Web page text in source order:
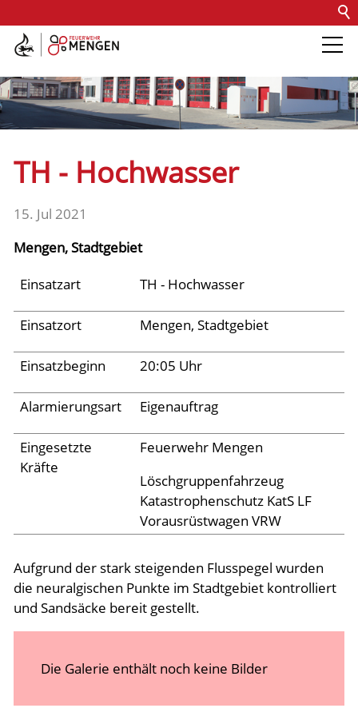
Kontakt Impressum
Barrierefreiheit
Die Feuerwehr
Fachdienste
Fahrzeuge
Einsätze
Aktuelles
Links
TH - Hochwasser
15. Jul 2021
Mengen, Stadtgebiet
Einsatzart
TH - Hochwasser
Einsatzort Mengen, Stadtgebiet
Einsatzbeginn 20:05 Uhr
Alarmierungsart Eigenauftrag
Eingesetzte
Kräfte
Feuerwehr Mengen
Löschgruppenfahrzeug
Katastrophenschutz KatS LF
Vorausrüstwagen VRW
Aufgrund der stark steigenden Flusspegel wurden
die neuralgischen Punkte im Stadtgebiet kontrolliert
und Sandsäcke bereit gestellt.
Die Galerie enthält noch keine Bilder